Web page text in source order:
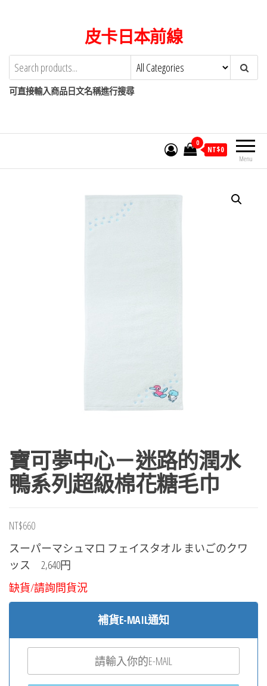
content
皮卡日本前線
可直接輸入商品日文名稱進行搜尋
Menu
0
NT$0
寶可夢中心－迷路的潤水
鴨系列超級棉花糖毛巾
NT$660
スーパーマシュマロ フェイスタオル まいごのクワ
ッス 2,640円
缺貨/請詢問貨況
補貨E-MAIL通知